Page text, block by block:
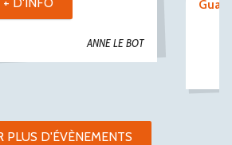
ANNE LE BOT
PLUS D'ÉVÈNEMENTS